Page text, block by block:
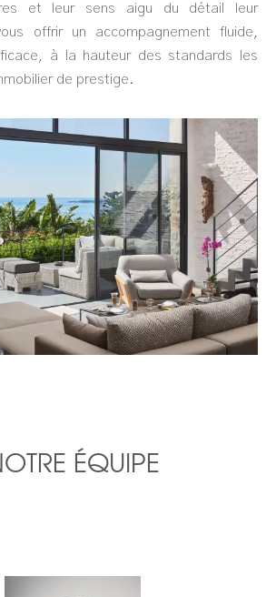
et leur sens aigu du détail leur
offrir un accompagnement fluide,
à la hauteur des standards les
de prestige.
ÉQUIPE